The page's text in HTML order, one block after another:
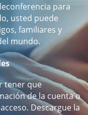
para
usted puede
familiares y
mundo.
tener que
de la cuenta o
Descargue la